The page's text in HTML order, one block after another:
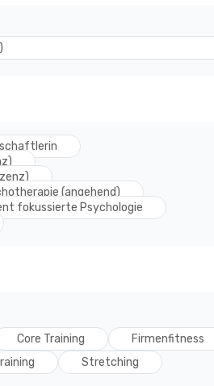
(angehend)
fokussierte Psychologie
Core Training Firmenfitness
Stretching